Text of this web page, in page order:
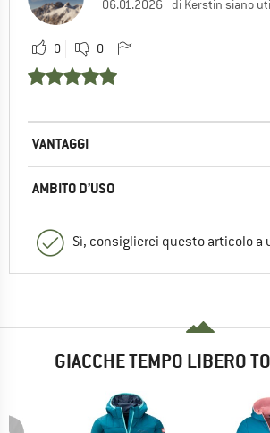
06.01.2026
di Kerstin siano
0 0
VANTAGGI
AMBITO D’USO
Sì, consiglierei questo articolo a
GIACCHE TEMPO LIBERO